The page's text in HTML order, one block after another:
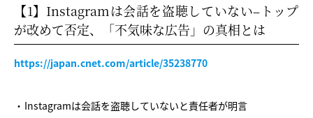
【1】Instagramは会話を盗聴していない–トップ
が改めて否定、「不気味な広告」の真相とは
https://japan.cnet.com/article/35238770
Instagramは会話を盗聴していないと責任者が明言